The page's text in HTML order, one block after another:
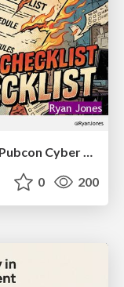
The Anti-SEO Checklist Checklist. Pubcon Cyber Week
0 200